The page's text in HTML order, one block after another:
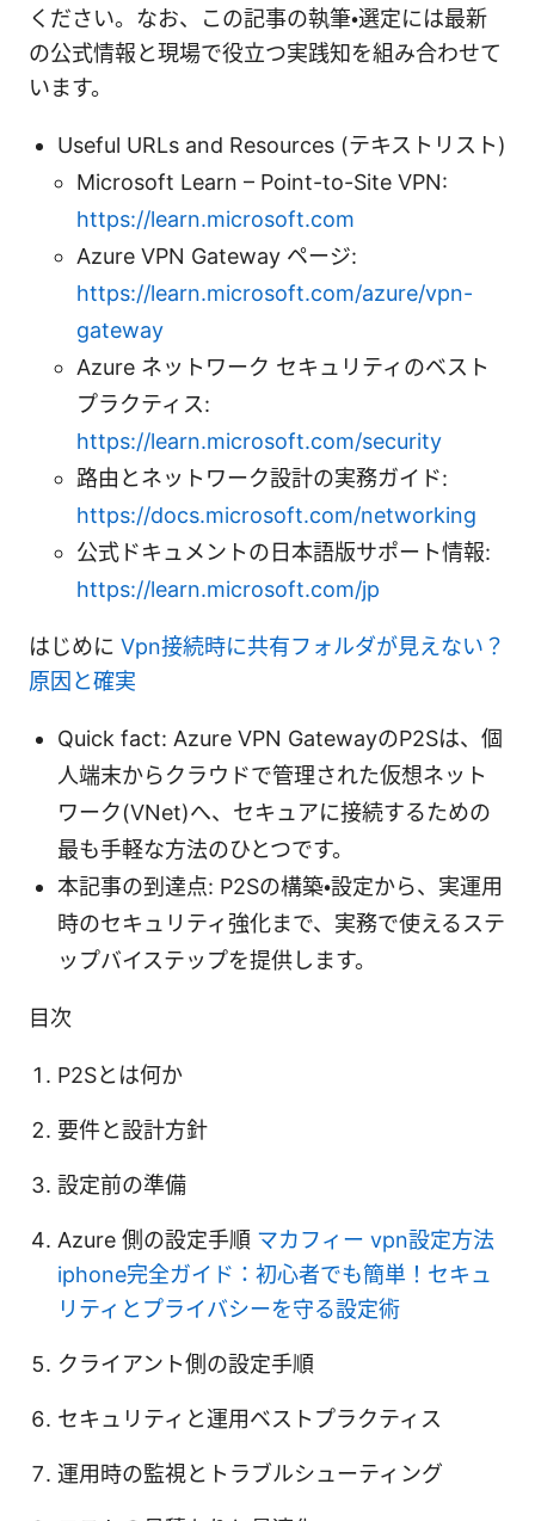
ください。なお、この記事の執筆・選定には最新
の公式情報と現場で役立つ実践知を組み合わせて
います。
Useful URLs and Resources (テキストリスト)
Microsoft Learn – Point-to-Site VPN:
https://learn.microsoft.com
Azure VPN Gateway ページ:
https://learn.microsoft.com/azure/vpn-
gateway
Azure ネットワーク セキュリティのベスト
プラクティス:
https://learn.microsoft.com/security
路由とネットワーク設計の実務ガイド:
https://docs.microsoft.com/networking
公式ドキュメントの日本語版サポート情報:
https://learn.microsoft.com/jp
はじめに Vpn接続時に共有フォルダが見えない？
原因と確実
Quick fact: Azure VPN GatewayのP2Sは、個
人端末からクラウドで管理された仮想ネット
ワーク(VNet)へ、セキュアに接続するための
最も手軽な方法のひとつです。
本記事の到達点: P2Sの構築・設定から、実運用
時のセキュリティ強化まで、実務で使えるステ
ップバイステップを提供します。
目次
P2Sとは何か
要件と設計方針
設定前の準備
Azure 側の設定手順 マカフィー vpn設定方法
iphone完全ガイド：初心者でも簡単！セキュ
リティとプライバシーを守る設定術
クライアント側の設定手順
セキュリティと運用ベストプラクティス
運用時の監視とトラブルシューティング